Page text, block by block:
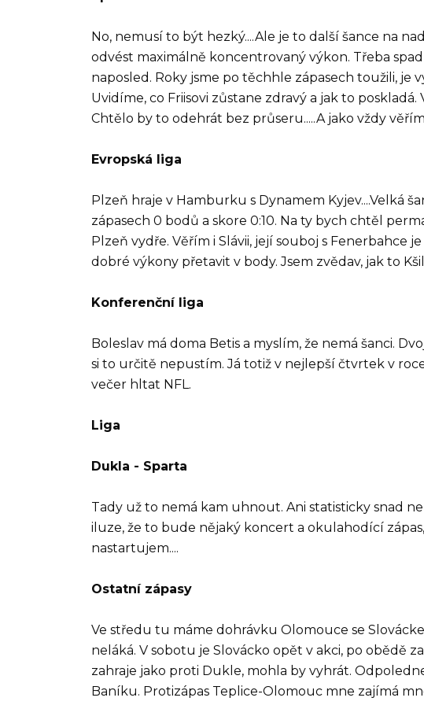
No, nemusí to být hezký....Ale je to další šance na
odvést maximálně koncentrovaný výkon. Třeba
naposled. Roky jsme po těchhle zápasech toužili, je
Uvidíme, co Friisovi zůstane zdravý a jak to
Chtělo by to odehrát bez průseru.....A jako vždy
Evropská liga
Plzeň hraje v Hamburku s Dynamem Kyjev....Velká
zápasech 0 bodů a skore 0:10. Na ty bych chtěl
Plzeň vydře. Věřím i Slávii, její souboj s Fenerbahce
dobré výkony přetavit v body. Jsem zvědav, jak to
Konferenční liga
Boleslav má doma Betis a myslím, že nemá šanci.
si to určitě nepustím. Já totiž v nejlepší čtvrtek v
večer hltat NFL.
Liga
Dukla - Sparta
Tady už to nemá kam uhnout. Ani statisticky snad
iluze, že to bude nějaký koncert a okulahodící
nastartujem....
Ostatní zápasy
Ve středu tu máme dohrávku Olomouce se
neláká. V sobotu je Slovácko opět v akci, po obědě
zahraje jako proti Dukle, mohla by vyhrát.
Baníku. Protizápas Teplice-Olomouc mne zajímá